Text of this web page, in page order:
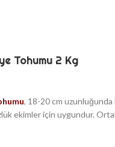
Tohumu 2 Kg
, 18-20 cm uzunluğunda
ekimler için uygundur.